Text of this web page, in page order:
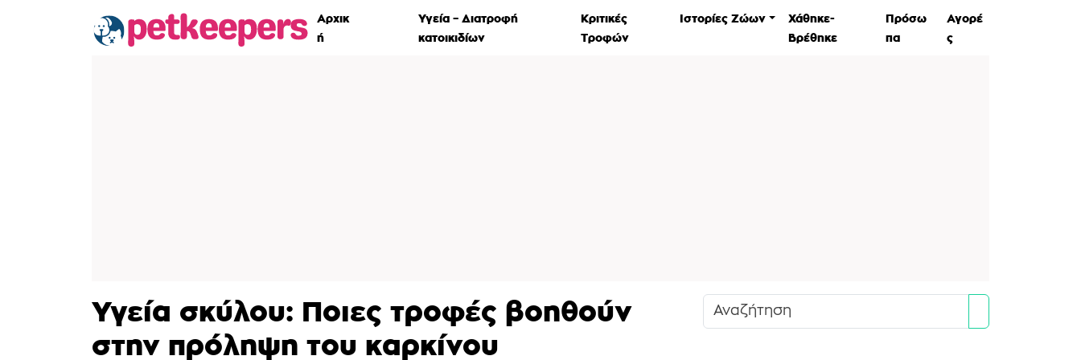
Αρχικ
ή
Υγεία – Διατροφή
κατοικιδίων
Κριτικές
Τροφών
Ιστορίες Ζώων
Χάθηκε-
Βρέθηκε
Πρόσω
πα
Αγορέ
ς
Υγεία σκύλου: Ποιες τροφές βοηθούν
στην πρόληψη του καρκίνου
Search